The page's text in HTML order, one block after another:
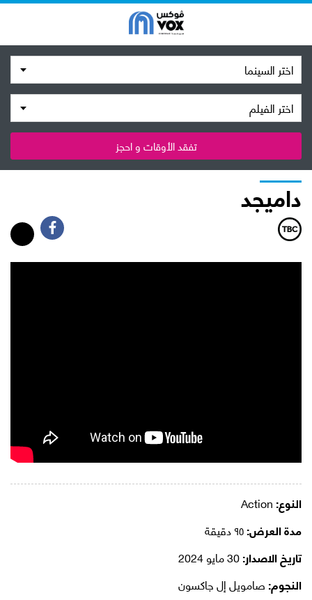
اختر السينما
اختر الفيلم
تفقد الأوقات و احجز
داميجد
النوع:
مدة العرض:
تاريخ الاصدار:
النجوم:صامويل إل جاكسون